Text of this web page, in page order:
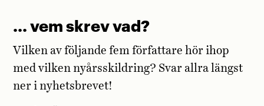
… vem skrev vad?
Vilken av följande fem författare hör ihop
med vilken nyårsskildring? Svar allra längst
ner i nyhetsbrevet!